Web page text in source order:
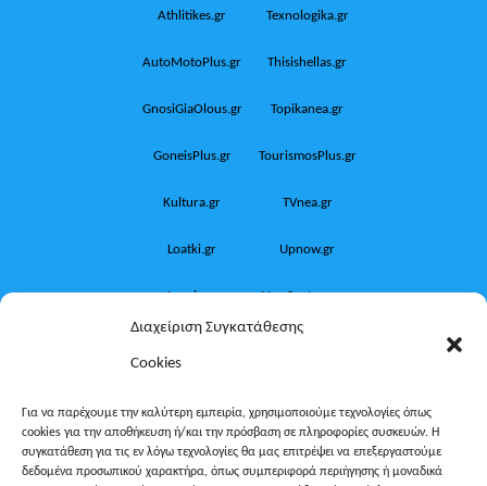
Διαχείριση Συγκατάθεσης
Cookies
Για να παρέχουμε την καλύτερη εμπειρία, χρησιμοποιούμε τεχνολογίες όπως
cookies για την αποθήκευση ή/και την πρόσβαση σε πληροφορίες συσκευών. Η
συγκατάθεση για τις εν λόγω τεχνολογίες θα μας επιτρέψει να επεξεργαστούμε
δεδομένα προσωπικού χαρακτήρα, όπως συμπεριφορά περιήγησης ή μοναδικά
Athlitikes.gr Texnologika.gr
AutoMotoPlus.gr Thisishellas.gr
GnosiGiaOlous.gr Topikanea.gr
GoneisPlus.gr TourismosPlus.gr
Kultura.gr TVnea.gr
Loatki.gr Upnow.gr
Loveis.gr VresSyntages.gr
Oikotropia.gr ZoumeSpiti.gr
Perepet.gr